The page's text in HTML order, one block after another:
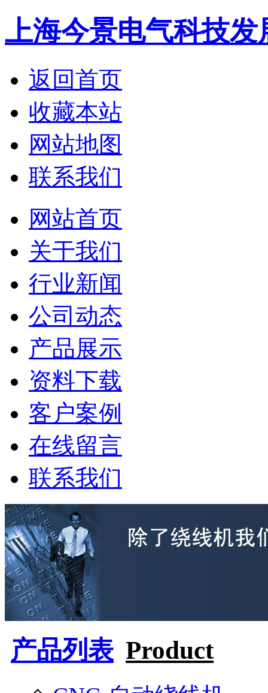
上海今景电气科技发
返回首页
收藏本站
网站地图
联系我们
网站首页
关于我们
行业新闻
公司动态
产品展示
资料下载
客户案例
在线留言
联系我们
产品列表 Product